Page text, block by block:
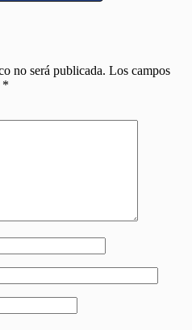
no será publicada. Los campos
*